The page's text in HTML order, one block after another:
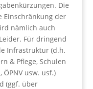
Die
Einschränkung der
nämlich auch
Für dringend
Infrastruktur (d.h.
& Pflege, Schulen
usw. usf.)
(ggf. über